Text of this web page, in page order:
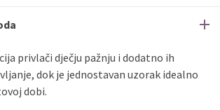
privlači dječju pažnju i dodatno ih
dok je jednostavan uzorak idealno
dobi.